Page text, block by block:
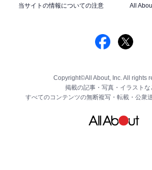
当サイトの情報についての注意
All
Copyright©All About, Inc. All rights
掲載の記事・写真・イラストな
すべてのコンテンツの無断複写・転載・公衆